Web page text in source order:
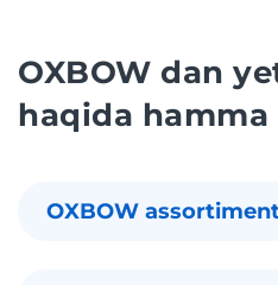
OXBOW dan
haqida hamma
OXBOW